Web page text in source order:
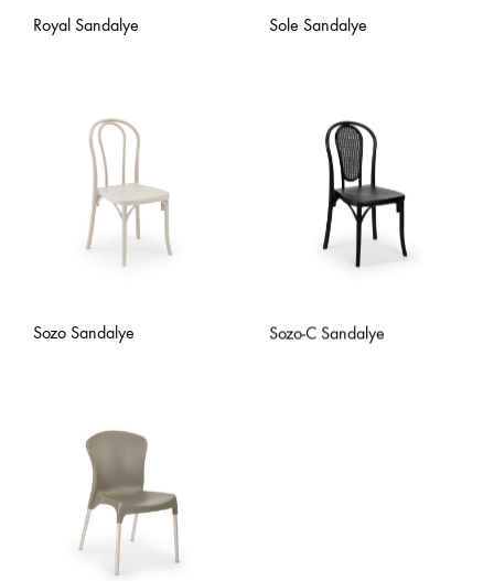
Royal Sandalye Sole Sandalye
Sozo Sandalye Sozo-C Sandalye